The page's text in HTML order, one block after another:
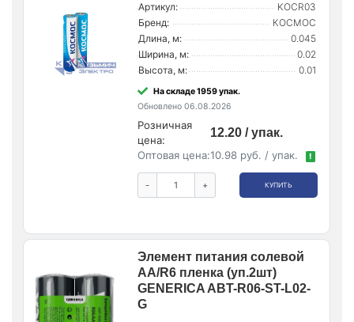
Артикул:
KOCR03
Бренд:
КОСМОС
Длина, м:
0.045
Ширина, м:
0.02
Высота, м:
0.01
На складе 1959 упак.
Обновлено 06.08.2026
Розничная
цена:
12.20 / упак.
Оптовая цена:10.98 руб. / упак. !
- + КУПИТЬ
Элемент питания солевой
AA/R6 пленка (уп.2шт)
GENERICA ABT-R06-ST-L02-
G